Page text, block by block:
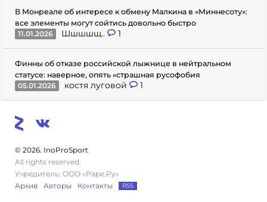
В Монреале об интересе к обмену Малкина в «Миннесоту»:
все элементы могут сойтись довольно быстро
11.01.2026
Шшшшщ.. 1
Финны об отказе российской лыжнице в нейтральном
статусе: наверное, опять «страшная русофобия
05.01.2026
костя луговой 1
© 2026. InoProSport
All rights reserved.
Учредитель: ООО «Раре.Ру»
Архив
Авторы Контакты RSS